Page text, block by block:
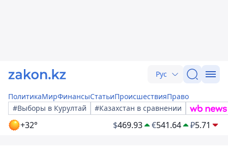
Рус
ПолитикаМирФинансыСтатьиПроисшествияПраво
#Выборы в Курултай
#Казахстан в сравнении
+32° $469.93 €541.64 ₽5.71